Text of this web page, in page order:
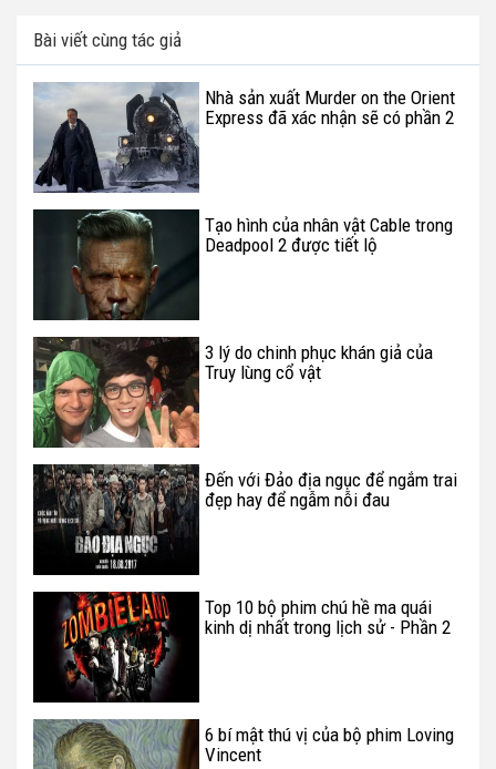
Bài viết cùng tác giả
Nhà sản xuất Murder on the Orient
Express đã xác nhận sẽ có phần 2
Tạo hình của nhân vật Cable trong
Deadpool 2 được tiết lộ
3 lý do chinh phục khán giả của
Truy lùng cổ vật
Đến với Đảo địa ngục để ngắm trai
đẹp hay để ngẫm nỗi đau
Top 10 bộ phim chú hề ma quái
kinh dị nhất trong lịch sử - Phần 2
6 bí mật thú vị của bộ phim Loving
Vincent